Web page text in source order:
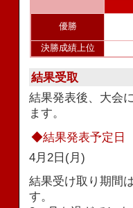
優勝
決勝成績上位
結果受取
結果発表後、大会
ます。
◆結果発表予定日
4月2日(月)
結果受け取り期間
す。